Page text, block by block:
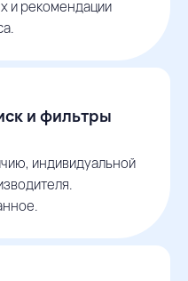
и рекомендации
и фильтры
индивидуальной